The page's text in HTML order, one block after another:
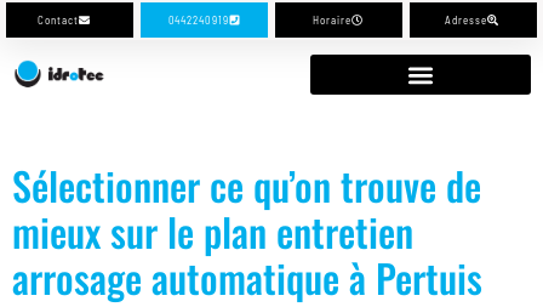
Contact 0442240919 Horaire Adresse
Sélectionner ce qu’on trouve de
mieux sur le plan entretien
arrosage automatique à Pertuis